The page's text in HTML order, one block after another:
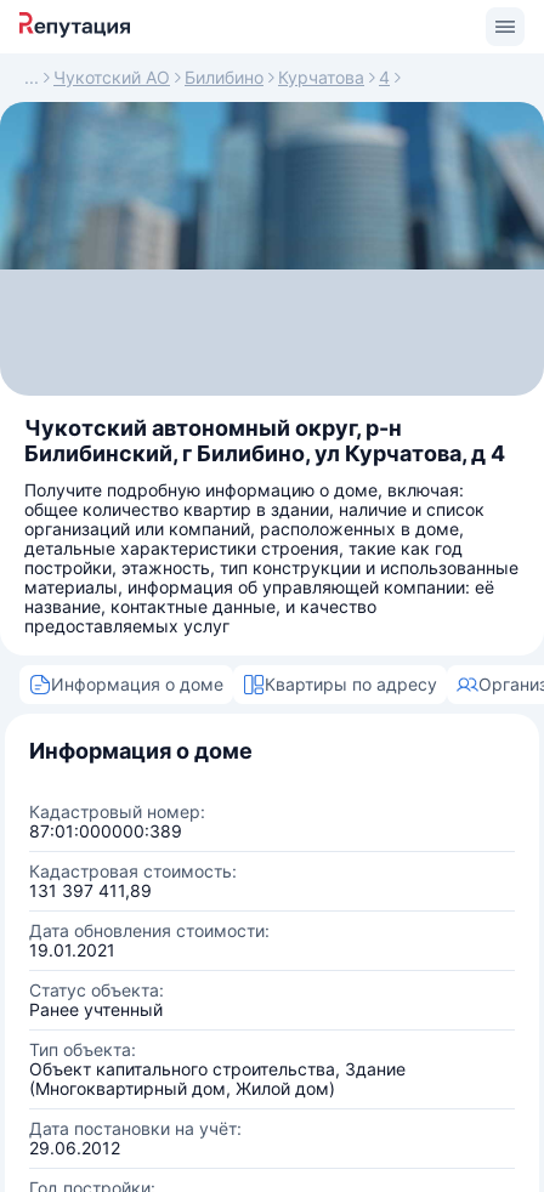
Чукотский АО Билибино Курчатова 4
Чукотский автономный округ, р-н
Билибинский, г Билибино, ул Курчатова, д 4
Получите подробную информацию о доме, включая:
общее количество квартир в здании, наличие и список
организаций или компаний, расположенных в доме,
детальные характеристики строения, такие как год
постройки, этажность, тип конструкции и использованные
материалы, информация об управляющей компании: её
название, контактные данные, и качество
предоставляемых услуг
Информация о доме Квартиры по адресу
Информация о доме
Кадастровый номер:
87:01:000000:389
Кадастровая стоимость:
131 397 411,89
Дата обновления стоимости:
19.01.2021
Статус объекта:
Ранее учтенный
Тип объекта:
Объект капитального строительства, Здание
(Многоквартирный дом, Жилой дом)
Дата постановки на учёт:
29.06.2012
Год постройки: